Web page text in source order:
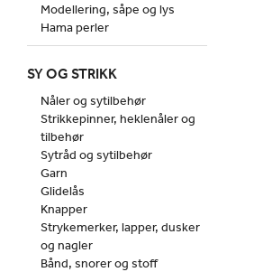
Modellering, såpe og lys
Hama perler
SY OG STRIKK
Nåler og sytilbehør
Strikkepinner, heklenåler og
tilbehør
Sytråd og sytilbehør
Garn
Glidelås
Knapper
Strykemerker, lapper, dusker
og nagler
Bånd, snorer og stoff